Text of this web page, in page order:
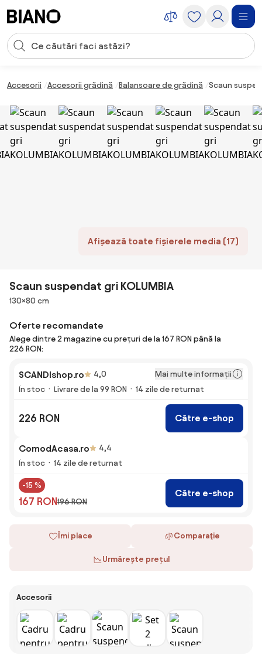
Introducerea căutării
Accesorii Accesorii grădină Balansoare de grădină Scaun
Afișează toate fișierele media (17)
Scaun suspendat gri KOLUMBIA
Dimensiuni
130×80 cm
Oferte recomandate
Alege dintre 2 magazine cu prețuri de la 167 RON până la
226 RON:
SCANDIshop.ro 4,0
Mai multe informații
În stoc
Livrare de la 99 RON 14 zile de returnat
226 RON Către e-shop
ComodAcasa.ro
4,4
În stoc
14 zile de returnat
-15 %
167 RON196 RON
Către e-shop
Îmi place Comparaţie
Urmărește prețul
Accesorii